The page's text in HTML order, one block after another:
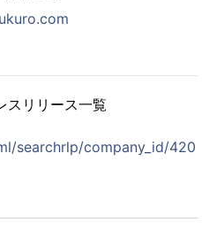
スリリース一覧
searchrlp/company_id/420